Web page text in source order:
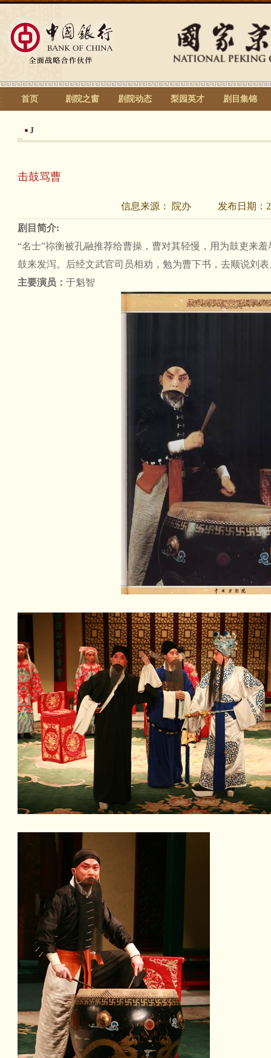
首页 剧院之窗 剧院动态 梨园英才 剧目集锦
J
击鼓骂曹
信息来源： 院办 发布日期：
剧目简介:
“名士”祢衡被孔融推荐给曹操，曹对其轻慢，用为鼓吏来
鼓来发泻。后经文武官司员相劝，勉为曹下书，去顺说刘表
主要演员： 于魁智